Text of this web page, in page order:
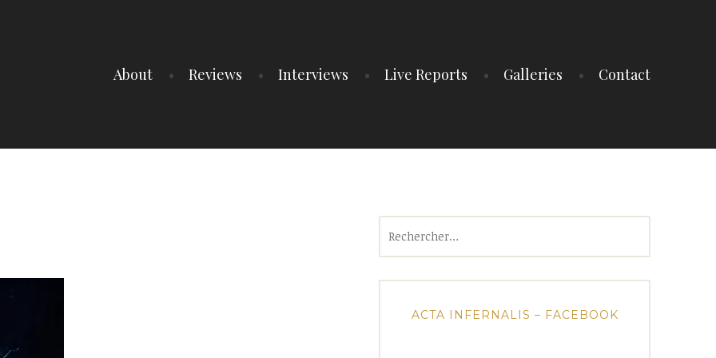
About Reviews Interviews Live Reports Galleries Contact
ACTA INFERNALIS – FACEBOOK